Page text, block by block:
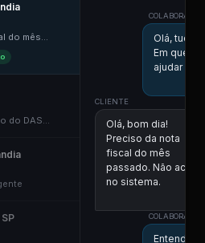
do mês...
do DAS...
Olá, tudo
Em que
ajudar
CLIENTE
Olá, bom dia!
Preciso da nota
fiscal do mês
passado. Não achei
no sistema.
Entendi!